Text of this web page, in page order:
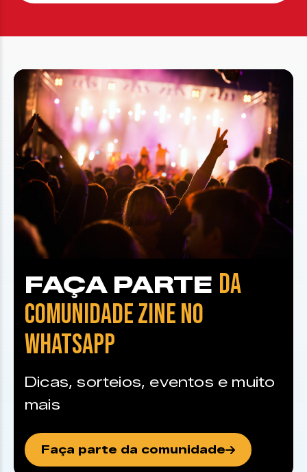
FAÇA PARTE DA
COMUNIDADE ZINE NO
WHATSAPP
Dicas, sorteios, eventos e muito
mais
Faça parte da comunidade